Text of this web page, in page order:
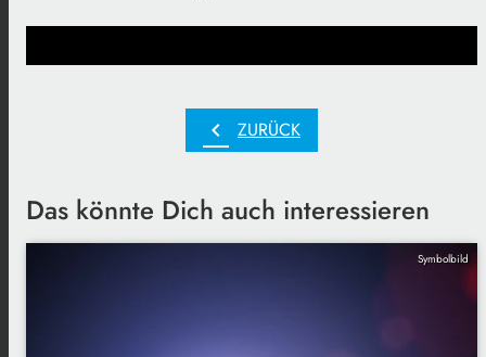
chevron_left ZURÜCK
Das könnte Dich auch interessieren
Symbolbild